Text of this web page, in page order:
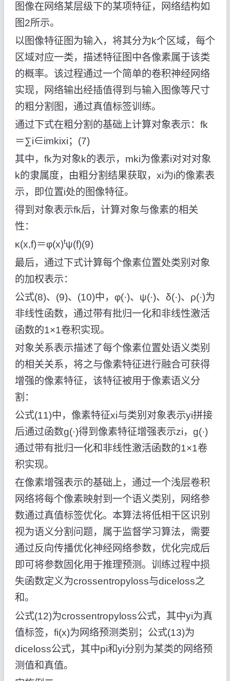
图像在网络某层级下的某项特征，网络结构如
图2所示。
以图像特征图为输入，将其分为k个区域，每个
区域对应一类，描述特征图中各像素属于该类
的概率。该过程通过一个简单的卷积神经网络
实现，网络输出经插值得到与输入图像等尺寸
的粗分割图，通过真值标签训练。
通过下式在粗分割的基础上计算对象表示：fk
＝∑i∈imkixi；(7)
其中，fk为对象k的表示，mki为像素i对对对象
k的隶属度，由粗分割结果获取，xi为i的像素表
示，即位置i处的图像特征。
得到对象表示fk后，计算对象与像素的相关
性：
κ(x,f)＝φ(x)tψ(f)(9)
最后，通过下式计算每个像素位置处类别对象
的加权表示：
公式(8)、(9)、(10)中，φ(·)、ψ(·)、δ(·)、ρ(·)为
非线性函数，通过带有批归一化和非线性激活
函数的1×1卷积实现。
对象关系表示描述了每个像素位置处语义类别
的相关关系，将之与像素特征进行融合可获得
增强的像素特征，该特征被用于像素语义分
割：
公式(11)中，像素特征xi与类别对象表示yi拼接
后通过函数g(·)得到像素特征增强表示zi，g(·)
通过带有批归一化和非线性激活函数的1×1卷
积实现。
在像素增强表示的基础上，通过一个浅层卷积
网络将每个像素映射到一个语义类别，网络参
数通过真值标签优化。本算法将低相干区识别
视为语义分割问题，属于监督学习算法，需要
通过反向传播优化神经网络参数，优化完成后
即可将参数固化用于推理预测。训练过程中损
失函数定义为crossentropyloss与diceloss之
和。
公式(12)为crossentropyloss公式，其中yi为真
值标签，fi(x)为网络预测类别；公式(13)为
diceloss公式，其中pi和yi分别为某类的网络预
测值和真值。